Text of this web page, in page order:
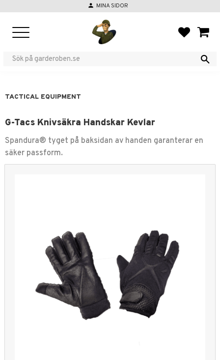
person MINA SIDOR
TACTICAL EQUIPMENT
G-Tacs Knivsäkra Handskar Kevlar
Spandura® tyget på baksidan av handen garanterar en
säker passform.